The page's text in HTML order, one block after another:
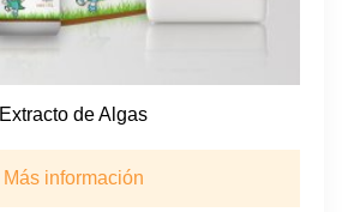
Extracto de Algas
Más información